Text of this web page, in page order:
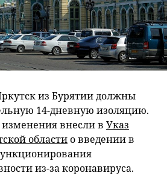
из Бурятии должны
14-дневную изоляцию.
внесли в Указ
областио введении в
из-за коронавируса.